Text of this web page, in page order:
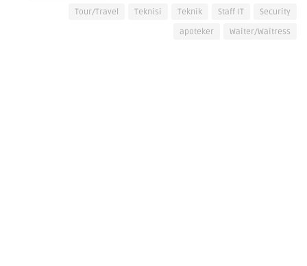
Security
Staff IT
Teknik
Teknisi
Tour/Travel
Waiter/Waitress
apoteker